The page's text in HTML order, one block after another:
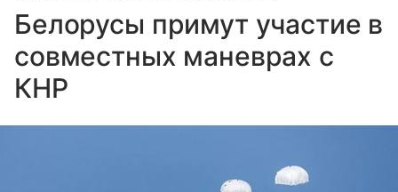
Белорусы примут участие в
совместных маневрах с
КНР